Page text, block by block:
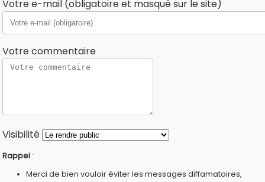
Votre e-mail (obligatoire et masqué sur le site)
Votre commentaire
Visibilité
Rappel :
Merci de bien vouloir éviter les messages diffamatoires,